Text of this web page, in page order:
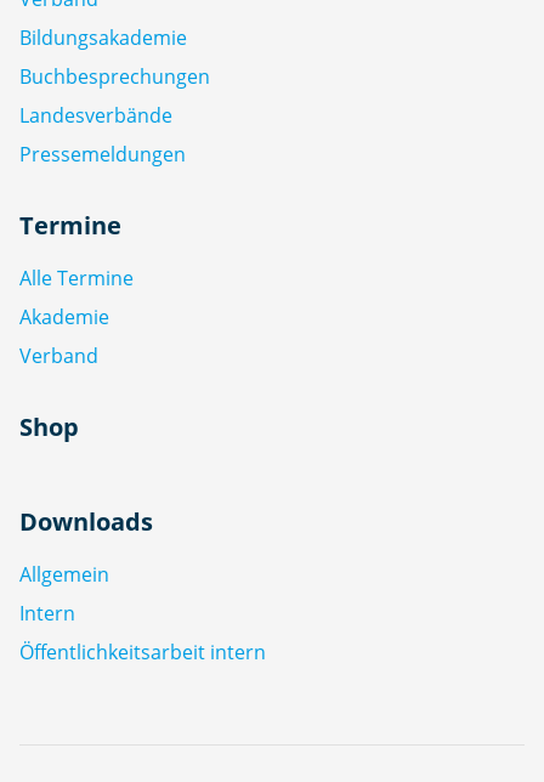
Bildungsakademie
Buchbesprechungen
Landesverbände
Pressemeldungen
Termine
Alle Termine
Akademie
Verband
Shop
Downloads
Allgemein
Intern
Öffentlichkeitsarbeit intern